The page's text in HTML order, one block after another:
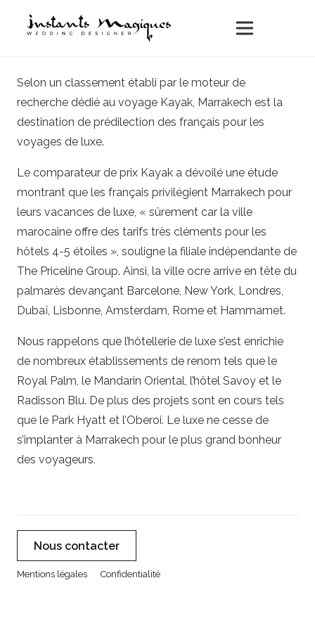
Selon un classement établi par le moteur de
recherche dédié au voyage Kayak, Marrakech est la
destination de prédilection des français pour les
voyages de luxe.
Le comparateur de prix Kayak a dévoilé une étude
montrant que les français privilégient Marrakech pour
leurs vacances de luxe, « sûrement car la ville
marocaine offre des tarifs très cléments pour les
hôtels 4-5 étoiles », souligne la filiale indépendante de
The Priceline Group. Ainsi, la ville ocre arrive en tête du
palmarès devançant Barcelone, New York, Londres,
Dubaï, Lisbonne, Amsterdam, Rome et Hammamet.
Nous rappelons que l’hôtellerie de luxe s’est enrichie
de nombreux établissements de renom tels que le
Royal Palm, le Mandarin Oriental, l’hôtel Savoy et le
Radisson Blu. De plus des projets sont en cours tels
que le Park Hyatt et l’Oberoi. Le luxe ne cesse de
s’implanter à Marrakech pour le plus grand bonheur
des voyageurs.
Nous contacter
Mentions légales Confidentialité